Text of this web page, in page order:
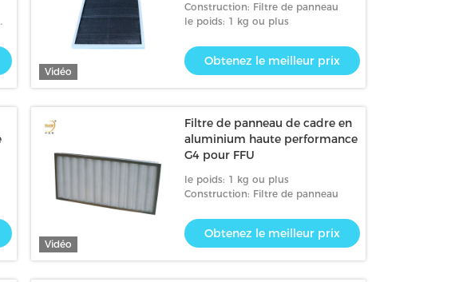
Vidéo
Construction: Filtre de panneau
le poids: 1 kg ou plus
Obtenez le meilleur prix
Vidéo
Filtre de panneau de cadre en
aluminium haute performance
G4 pour FFU
le poids: 1 kg ou plus
Construction: Filtre de panneau
Obtenez le meilleur prix